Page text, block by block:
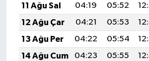
11 Ağu Sal
04:19 05:52
12 Ağu Çar
04:21 05:53
13 Ağu Per
04:22 05:54
14 Ağu Cum
04:23 05:55